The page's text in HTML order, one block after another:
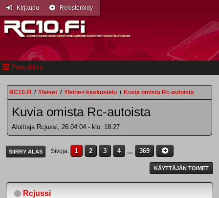
Päävalikko
Kirjaudu Rekisteröidy
RC10.FI / Yleiset / Yleinen keskustelu / Kuvia omista Rc-autoista
Kuvia omista Rc-autoista
Aloittaja Rcjussi, 26.04.04 - klo: 18.27
SIIRRY ALAS Sivuja 1 2 3 4 ... 369
KÄYTTÄJÄN TOIMET
Rcjussi